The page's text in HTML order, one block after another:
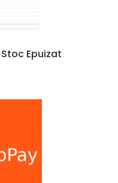
Epuizat